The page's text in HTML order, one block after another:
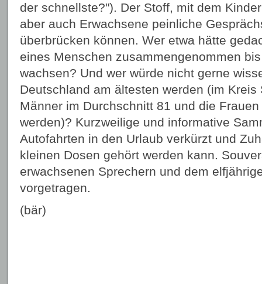
der schnellste?"). Der Stoff, mit dem
aber auch Erwachsene peinliche
überbrücken können. Wer etwa hätte
eines Menschen zusammengenommen
wachsen? Und wer würde nicht gerne
Deutschland am ältesten werden (im
Männer im Durchschnitt 81 und die
werden)? Kurzweilige und informative
Autofahrten in den Urlaub verkürzt und
kleinen Dosen gehört werden kann.
erwachsenen Sprechern und dem
vorgetragen.
(bär)